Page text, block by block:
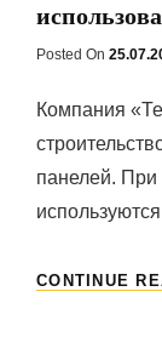
Posted On Posted
Компания
панелей. При
CONTINUE